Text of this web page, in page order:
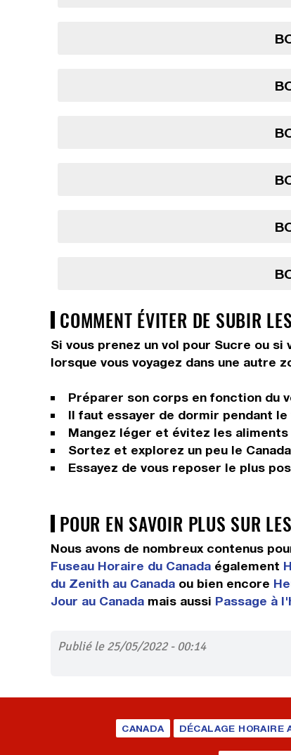
COMMENT ÉVITER DE SUBIR
Si vous prenez un vol pour Sucre ou
lorsque vous voyagez dans une autre
Préparer son corps en fonction du
Il faut essayer de dormir pendant
Mangez léger et évitez les
Sortez et explorez un peu le
Essayez de vous reposer le plus
POUR EN SAVOIR PLUS SUR
Nous avons de nombreux contenus
Fuseau Horaire du Canada également
du Zenith au Canada ou bien encore
Jour au Canada mais aussi Passage à
Publié le 25/05/2022 - 00:14
CANADA DÉCALAGE HORAIRE